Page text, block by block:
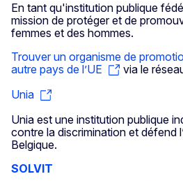
En tant qu'institution publique
mission de protéger et de
femmes et des hommes.
Trouver un organisme de
autre pays de l’UE
via le
Unia
Unia est une institution publique
contre la discrimination et défend
Belgique.
SOLVIT